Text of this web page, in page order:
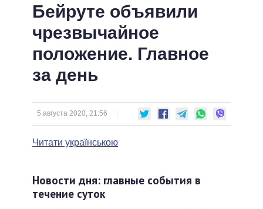
ДАЙДЖЕСТЫ
ВЕРХОВНАЯ РАДА
КАБИНЕТ МИНИСТРОВ
ГЛАВЫ ОБЛАДМИНИСТРАЦИЙ
ВСЕ ПЕРСОНЫ
ВИДЕО
ПОДДЕРЖАТЬ
СРАВНЕНИЕ ПОЛИТИКОВ
Бейруте объявили
чрезвычайное
положение. Главное
за день
5 августа 2020, 21:56
Читати українською
Новости дня: главные события в
течение суток